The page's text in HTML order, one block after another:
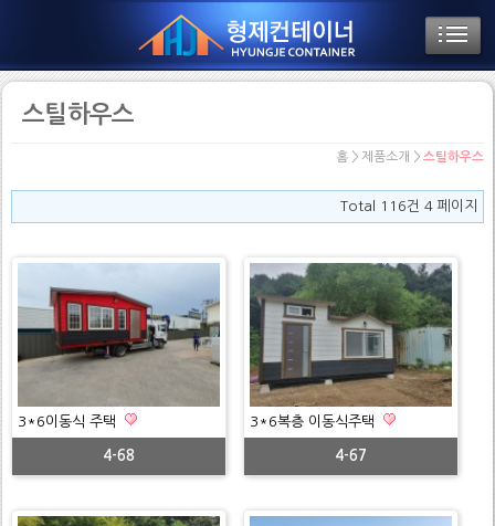
스틸하우스
홈 > 제품소개 >스틸하우스
Total 116건 4 페이지
3*6이동식 주택
4-68
3*6복층 이동식주택
4-67